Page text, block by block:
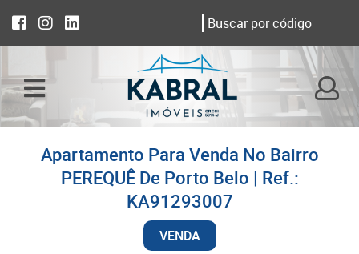
Apartamento Para Venda No Bairro
PEREQUÊ De Porto Belo | Ref.:
KA91293007
VENDA